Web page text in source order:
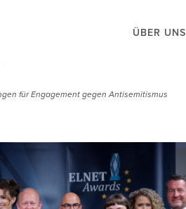
ÜBER UNS
für Engagement gegen Antisemitismus